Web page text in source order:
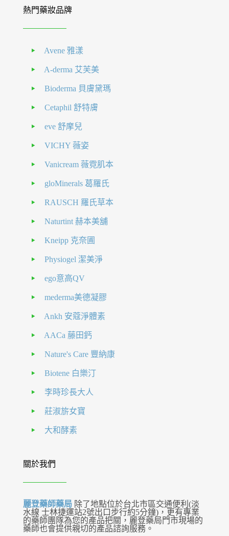
熱門藥妝品牌
Avene 雅漾
A-derma 艾芙美
Bioderma 貝膚黛瑪
Cetaphil 舒特膚
eve 舒摩兒
VICHY 薇姿
Vanicream 薇霓肌本
gloMinerals 葛羅氏
RAUSCH 羅氏草本
Naturtint 赫本美舖
Kneipp 克奈圃
Physiogel 潔美淨
ego意高QV
mederma美德凝膠
Ankh 安蔻淨體素
AACa 藤田鈣
Nature's Care 豐納康
Biotene 白樂汀
李時珍長大人
莊淑旂女寶
大和酵素
關於我們
麗登藥師藥局 除了地點位於台北市區交通便利(淡
水線 士林捷運站2號出口步行約5分鐘)，更有專業
的藥師團隊為您的產品把關，麗登藥局門市現場的
藥師也會提供親切的產品諮詢服務。